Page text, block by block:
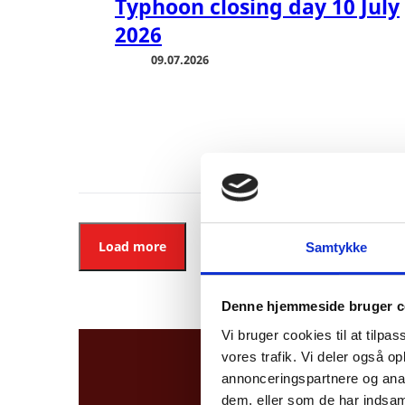
Samtykke
Denne hjemmeside bruger
Vi bruger cookies til at
vores trafik. Vi deler også
annonceringspartnere og
dem, eller som de har
Typhoon closing day 10 July
2026
09.07.2026
Load more